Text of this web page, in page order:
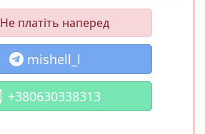
Не платіть наперед
mishell_l
+380630338313